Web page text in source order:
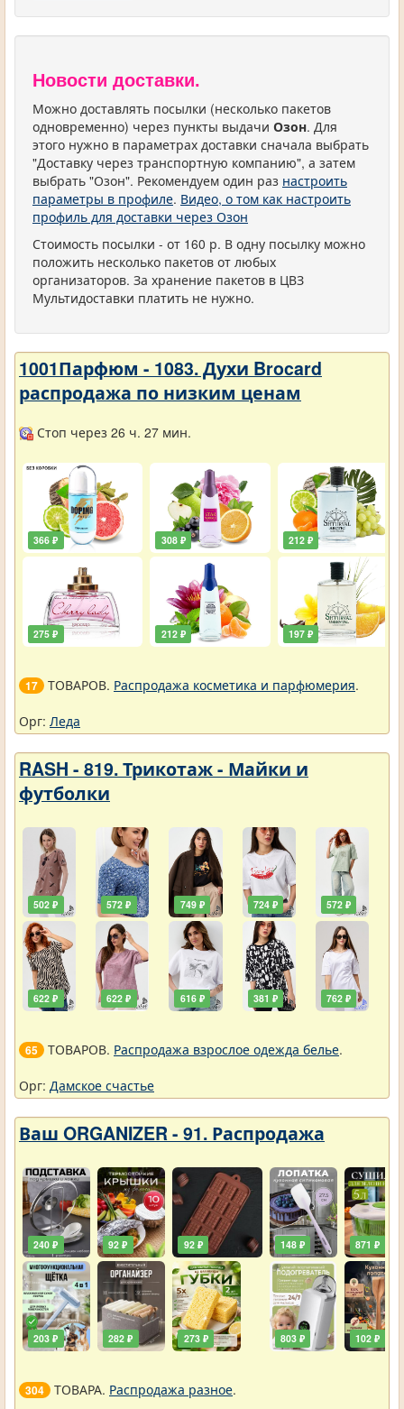
Новости доставки.
Можно доставлять посылки (несколько пакетов
одновременно) через пункты выдачи Озон. Для
этого нужно в параметрах доставки сначала выбрать
"Доставку через транспортную компанию", а затем
выбрать "Озон". Рекомендуем один раз настроить
параметры в профиле. Видео, о том как настроить
профиль для доставки через Озон
Стоимость посылки - от 160 р. В одну посылку можно
положить несколько пакетов от любых
организаторов. За хранение пакетов в ЦВЗ
Мультидоставки платить не нужно.
1001Парфюм - 1083. Духи Brocard
распродажа по низким ценам
Стоп через 26 ч. 27 мин.
366 ₽
275 ₽
308 ₽
212 ₽
212 ₽
197 ₽
17 ТОВАРОВ. Распродажа косметика и парфюмерия.
Орг: Леда
RASH - 819. Трикотаж - Майки и
футболки
502 ₽
622 ₽
572 ₽
622 ₽
749 ₽
616 ₽
724 ₽
381 ₽
572 ₽
762 ₽
65 ТОВАРОВ. Распродажа взрослое одежда белье.
Орг: Дамское счастье
Ваш ORGANIZER - 91. Распродажа
240 ₽
203 ₽
92 ₽
282 ₽
92 ₽
273 ₽
148 ₽
803 ₽
871 ₽
102 ₽
304 ТОВАРА. Распродажа разное.